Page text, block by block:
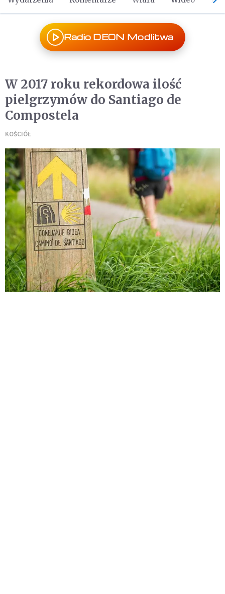
Radio DEON Modlitwa
W 2017 roku rekordowa ilość
pielgrzymów do Santiago de
Compostela
KOŚCIÓŁ